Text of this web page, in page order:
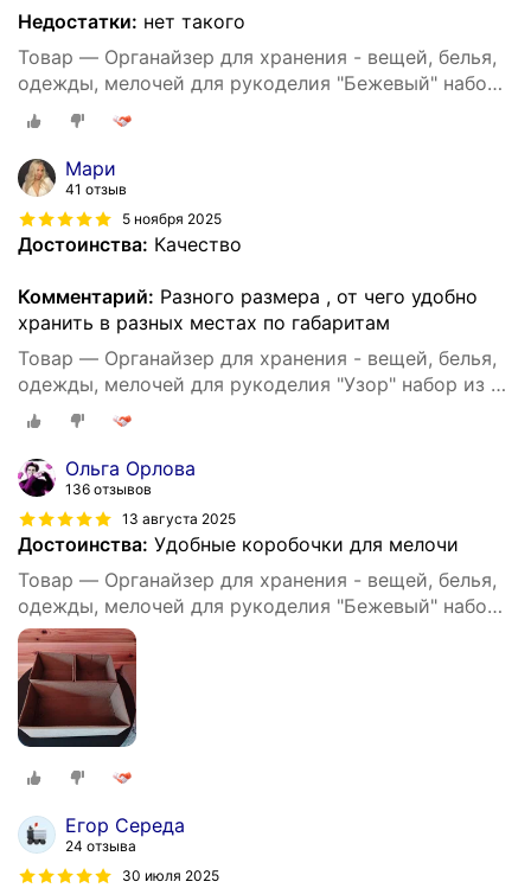
Недостатки: нет такого
Товар — Органайзер для хранения - вещей, белья,
одежды, мелочей для рукоделия "Бежевый" набор
из 3х штук
Мари
41 отзыв
5 ноября 2025
Достоинства: Качество
Комментарий: Разного размера , от чего удобно
хранить в разных местах по габаритам
Товар — Органайзер для хранения - вещей, белья,
одежды, мелочей для рукоделия "Узор" набор из 3х
штук
Ольга Орлова
136 отзывов
13 августа 2025
Достоинства: Удобные коробочки для мелочи
Товар — Органайзер для хранения - вещей, белья,
одежды, мелочей для рукоделия "Бежевый" набор
из 3х штук
Егор Середа
24 отзыва
30 июля 2025